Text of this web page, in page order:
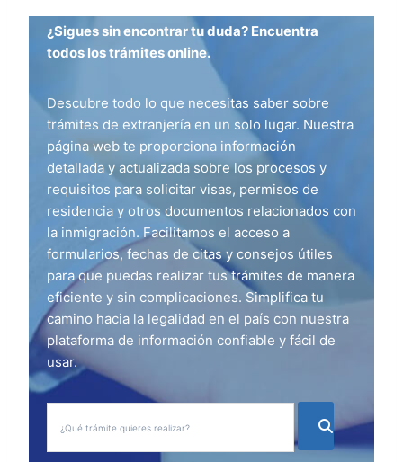
¿Sigues sin encontrar tu duda? Encuentra
todos los trámites online.
Descubre todo lo que necesitas saber sobre
trámites de extranjería en un solo lugar. Nuestra
página web te proporciona información
detallada y actualizada sobre los procesos y
requisitos para solicitar visas, permisos de
residencia y otros documentos relacionados con
la inmigración. Facilitamos el acceso a
formularios, fechas de citas y consejos útiles
para que puedas realizar tus trámites de manera
eficiente y sin complicaciones. Simplifica tu
camino hacia la legalidad en el país con nuestra
plataforma de información confiable y fácil de
usar.